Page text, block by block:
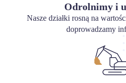
Odrolnimy i
Nasze działki rosną na
doprowadzamy